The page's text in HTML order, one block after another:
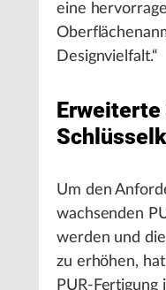
eine
Designvielfalt.“
Um den
wachsenden
werden und
zu erhöhen,
PUR-